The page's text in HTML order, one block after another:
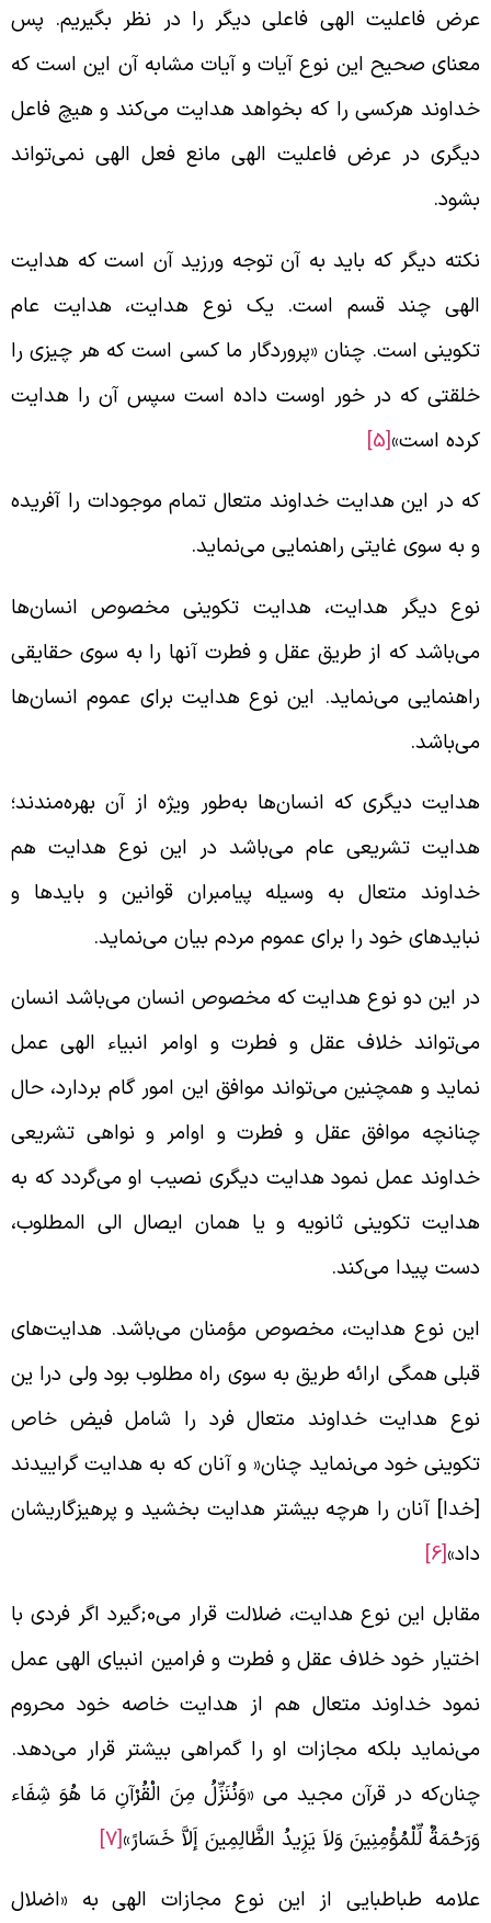
فاعلیت الهی فاعلی دیگر را در نظر بگیریم. پس
صحیح این نوع آیات و آیات مشابه آن این است که
هرکسی را که بخواهد هدایت می‌کند و هیچ فاعل
در عرض فاعلیت الهی مانع فعل الهی نمی‌تواند
دیگر که باید به آن توجه ورزید آن است که هدایت
چند قسم است. یک نوع هدایت، هدایت عام
است. چنان‌ «پروردگار ما کسی است که هر چیزی را
که در خور اوست داده است سپس آن را هدایت
است»[5]
در این هدایت خداوند متعال تمام موجودات را آفریده
به سوی غایتی راهنمایی می‌نماید.
دیگر هدایت، هدایت تکوینی مخصوص انسان‌ها
که از طریق عقل و فطرت آنها را به سوی حقایقی
می‌نماید. این نوع هدایت برای عموم انسان‌ها
دیگری که انسان‌ها به‌طور ویژه از آن بهره‌مندند؛
تشریعی عام می‌باشد در این نوع هدایت هم
متعال به وسیله پیامبران قوانین و بایدها و
خود را برای عموم مردم بیان می‌نماید.
این دو نوع هدایت که مخصوص انسان می‌باشد انسان
خلاف عقل و فطرت و اوامر انبیاء الهی عمل
و همچنین می‌تواند موافق این امور گام بردارد، حال
موافق عقل و فطرت و اوامر و نواهی تشریعی
عمل نمود هدایت دیگری نصیب او می‌گردد که به
تکوینی ثانویه و یا همان ایصال الی المطلوب،
پیدا می‌کند.
نوع هدایت، مخصوص مؤمنان می‌باشد. هدایت‌های
همگی ارائه طریق به سوی راه مطلوب بود ولی درا ین
هدایت خداوند متعال فرد را شامل فیض خاص
خود می‌نماید چنان‌« و آنان که به هدایت گراییدند
آنان را هرچه بیشتر هدایت بخشید و پرهیزگاریشان
[6]
مقابل این نوع هدایت، ضلالت قرار می0;‌گیرد اگر فردی با
خود خلاف عقل و فطرت و فرامین انبیای الهی عمل
خداوند متعال هم از هدایت خاصه خود محروم
بلکه مجازات او را گمراهی بیشتر قرار می‌دهد.
در قرآن مجید می‌ «وَنُنَزِّلُ مِنَ الْقُرْآنِ مَا هُوَ شِفَاء
لِّلْمُؤْمِنِینَ وَلاَ یَزِیدُ الظَّالِمِینَ إَلاَّ خَسَارً»[7]
طباطبایی از این نوع مجازات الهی به «اضلال